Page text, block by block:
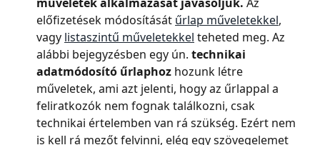
előfizetések módosítását űrlap műveletekkel,
vagy listaszintű műveletekkel teheted meg. Az
alábbi bejegyzésben egy ún. technikai
adatmódosító űrlaphoz hozunk létre
műveletek, ami azt jelenti, hogy az űrlappal a
feliratkozók nem fognak találkozni, csak
technikai értelemben van rá szükség. Ezért nem
is kell rá mezőt felvinni, elég egy szövegelemet